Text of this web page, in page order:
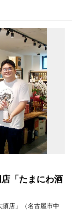
「たまにわ酒
店」（名古屋市中